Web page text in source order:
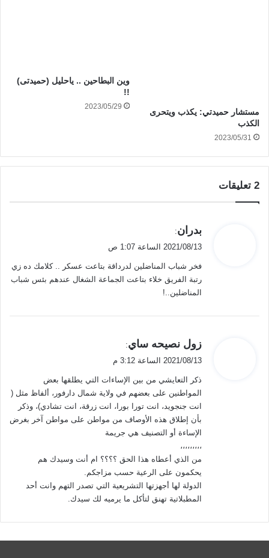
مستشار حميدتي: يكذب ويتحرى
الكذب
2023/05/31
وين البطاحين .. ياحليل (حميدتى)
!!
2023/05/29
‫2 تعليقات
ق
ل
بدران:
2021/08/13 الساعة 1:07 ص
فخر شباب المناضلين لدرداقة بتاعت عسكر .. كلامك ده زي
رتبة الفريق خلاء بتاعت الجماعة الشغال عندهم بئس شباب
المناضلين..!
ي
ق
ل
زول نصيحه ساي:
2021/08/13 الساعة 3:12 م
ذكر التعايشي من بين الإساءات التي يطلقها بعض
المواطنين على بعضهم في ولاية شمال دارفور، ألفاظ مثل (
انت جنجويد، انت تورا بورا، انت زرقة، انت تشادي)، وذكر
بأن إطلاق هذه الأوصاف من مواطن على مواطن آخر بغرض
الإساءة أو التصنيف هي جريمة
،،،،،،،،،
من الذي أعطاه هذا الحق ؟؟؟؟ ام أنت وسيدك هم
يحكمون على الرعية حسب مزاجكم.
الدولة لها أجهزتها التشريعية التي تصدر التهم وانت أحد
المطبلاتية تهنق لتأكل ما يرميه لك سيدك.